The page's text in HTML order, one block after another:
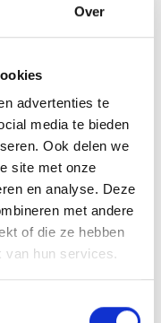
Over
advertenties te
media te bieden
Ook delen we
site met onze
en analyse. Deze
met andere
of die ze hebben
van hun services.
tijdens de derby